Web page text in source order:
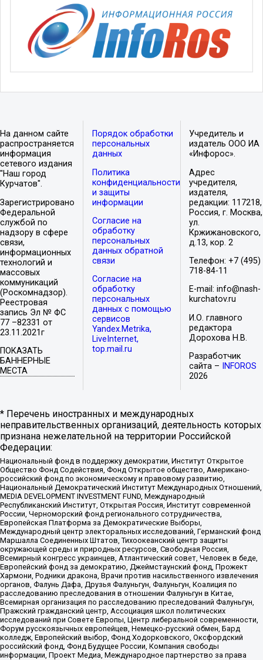
На данном сайте
распространяется
информация
сетевого издания
"Наш город
Курчатов".
Зарегистрировано
Федеральной
службой по
надзору в сфере
связи,
информационных
технологий и
массовых
коммуникаций
(Роскомнадзор).
Реестровая
запись Эл № ФС
77 –82331 от
23.11.2021г
ПОКАЗАТЬ
БАННЕРНЫЕ
МЕСТА
Порядок обработки
персональных
данных
Политика
конфиденциальности
и защиты
информации
Согласие на
обработку
персональных
данных обратной
связи
Согласие на
обработку
персональных
данных с помощью
сервисов
Yandex.Metrika,
LiveInternet,
top.mail.ru
Учредитель и
издатель ООО ИА
«Инфорос».
Адрес
учредителя,
издателя,
редакции: 117218,
Россия, г. Москва,
ул.
Кржижановского,
д.13, кор. 2
Телефон: +7 (495)
718-84-11
E-mail: info@nash-
kurchatov.ru
И.О. главного
редактора
Дорохова Н.В.
Разработчик
сайта –
INFOROS
2026
* Перечень иностранных и международных
неправительственных организаций, деятельность которых
признана нежелательной на территории Российской
Федерации:
Национальный фонд в поддержку демократии, Институт Открытое
Общество Фонд Содействия, Фонд Открытое общество, Американо-
российский фонд по экономическому и правовому развитию,
Национальный Демократический Институт Международных Отношений,
MEDIA DEVELOPMENT INVESTMENT FUND, Международный
Республиканский Институт, Открытая Россия, Институт современной
России, Черноморский фонд регионального сотрудничества,
Европейская Платформа за Демократические Выборы,
Международный центр электоральных исследований, Германский фонд
Маршалла Соединенных Штатов, Тихоокеанский центр защиты
окружающей среды и природных ресурсов, Свободная Россия,
Всемирный конгресс украинцев, Атлантический совет, Человек в беде,
Европейский фонд за демократию, Джеймстаунский фонд, Прожект
Хармони, Родники дракона, Врачи против насильственного извлечения
органов, Фалунь Дафа, Друзья Фалуньгун, Фалуньгун, Коалиция по
расследованию преследования в отношении Фалуньгун в Китае,
Всемирная организация по расследованию преследований Фалуньгун,
Пражский гражданский центр, Ассоциация школ политических
исследований при Совете Европы, Центр либеральной современности,
Форум русскоязычных европейцев, Немецко-русский обмен, Бард
колледж, Европейский выбор, Фонд Ходорковского, Оксфордский
российский фонд, Фонд Будущее России, Компания свободы
информации, Проект Медиа, Международное партнерство за права